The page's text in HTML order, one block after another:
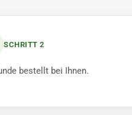
SCHRITT 2
bestellt bei Ihnen.